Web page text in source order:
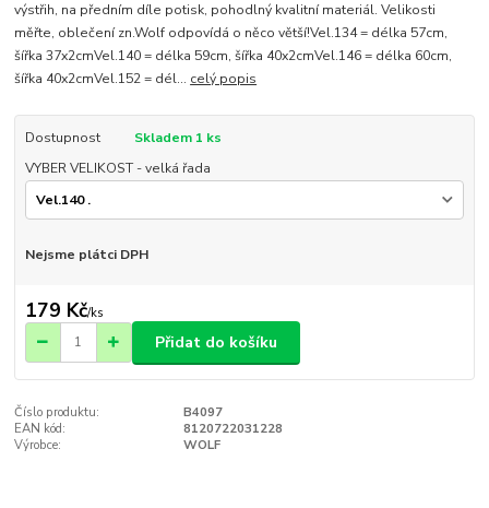
výstřih, na předním díle potisk, pohodlný kvalitní materiál. Velikosti
měřte, oblečení zn.Wolf odpovídá o něco větší!Vel.134 = délka 57cm,
šířka 37x2cmVel.140 = délka 59cm, šířka 40x2cmVel.146 = délka 60cm,
šířka 40x2cmVel.152 = dél... celý popis
Dostupnost
Skladem 1 ks
VYBER VELIKOST - velká řada
Nejsme plátci DPH
179 Kč/ks
Přidat do košíku
Číslo produktu:
B4097
EAN kód:
8120722031228
Výrobce:
WOLF